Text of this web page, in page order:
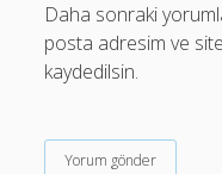
Daha sonraki
posta adresim ve
kaydedilsin.